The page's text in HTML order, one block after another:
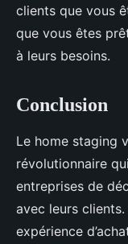
clients que vous
que vous êtes
à leurs besoins.
Conclusion
Le home staging
révolutionnaire
entreprises de
avec leurs
expérience